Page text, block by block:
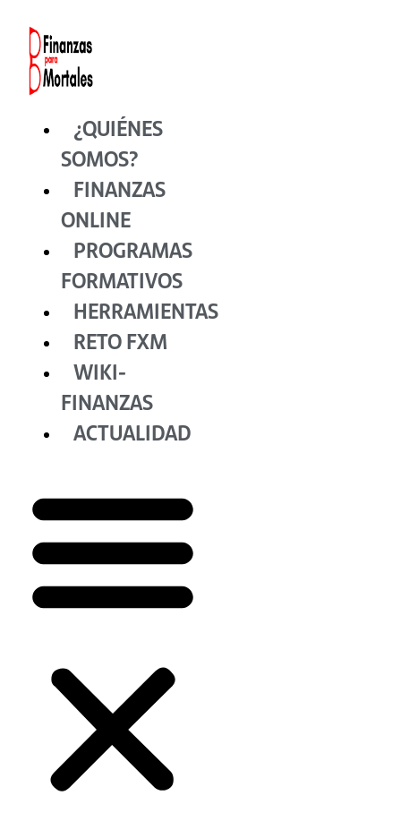
contenido
¿QUIÉNES
SOMOS?
FINANZAS
ONLINE
PROGRAMAS
FORMATIVOS
HERRAMIENTAS
RETO FXM
WIKI-
FINANZAS
ACTUALIDAD